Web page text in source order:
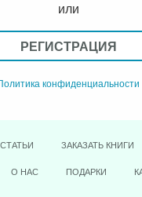
или
РЕГИСТРАЦИЯ
конфиденциальности
ЗАКАЗАТЬ КНИГИ
О НАС ПОДАРКИ